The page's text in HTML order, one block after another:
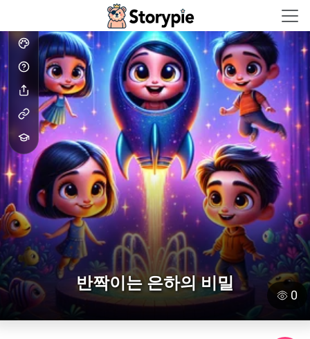
Storypie - Home
반짝이는 은하의 비밀
0